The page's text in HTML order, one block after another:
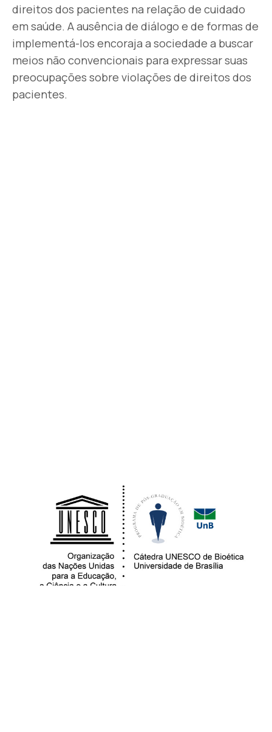
direitos dos pacientes na relação de cuidado
em saúde. A ausência de diálogo e de formas de
implementá-los encoraja a sociedade a buscar
meios não convencionais para expressar suas
preocupações sobre violações de direitos dos
pacientes.